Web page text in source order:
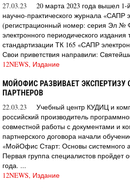
27.03.23
20 марта 2023 года вышел 1-
научно-практического журнала «САПР
(регистрационный номер: серия Эл №
электронного периодического издания
стандартизации ТК 165 «САПР
Свои приветствия направили:
12NEWS, Издание
МОЙОФИС РАЗВИВАЕТ ЭКСПЕРТИЗУ
ПАРТНЕРОВ
22.03.23
Учебный центр КУДИЦ и
российский производитель
совместной работы с документами и
партнерского договора начали
«МойОфис Старт: Основы системного
Первая группа специалистов пройдет
года. ...
12NEWS, Издание